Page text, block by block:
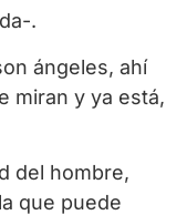
.
ángeles, ahí
miran y ya está,
del hombre,
que puede